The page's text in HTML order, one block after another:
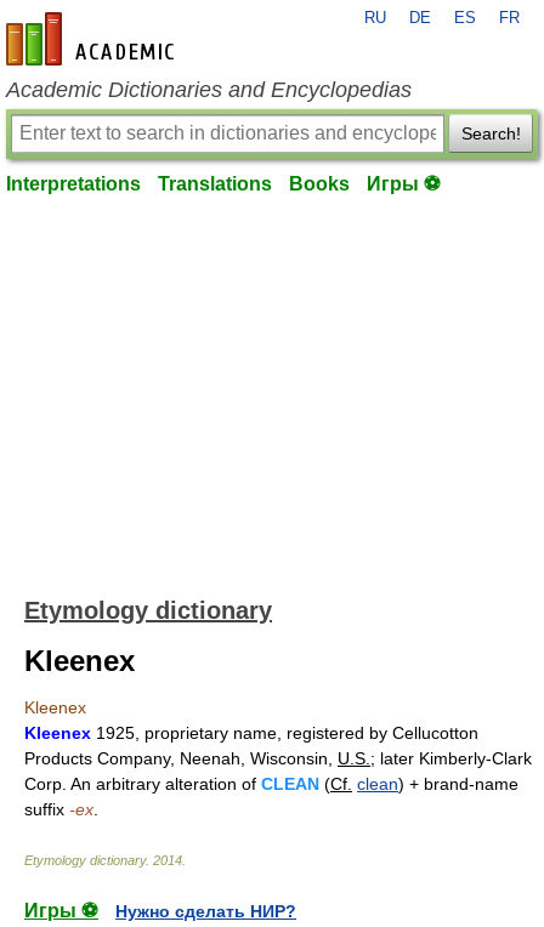
en-academic.com
RU DE ES FR
Academic Dictionaries and Encyclopedias
Search!
Interpretations Translations Books Игры ⚽
Etymology dictionary
Kleenex
Kleenex
Kleenex 1925, proprietary name, registered by Cellucotton
Products Company, Neenah, Wisconsin, U.S. ; later Kimberly-Clark
Corp. An arbitrary alteration of CLEAN (Cf. clean) + brand-name
suffix -ex
Etymology dictionary. 2014
Игры ⚽
Нужно сделать НИР?